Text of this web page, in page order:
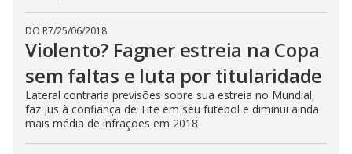
DO R7/25/06/2018
Violento? Fagner estreia na Copa
sem faltas e luta por titularidade
Lateral contraria previsões sobre sua estreia no Mundial,
faz jus à confiança de Tite em seu futebol e diminui ainda
mais média de infrações em 2018